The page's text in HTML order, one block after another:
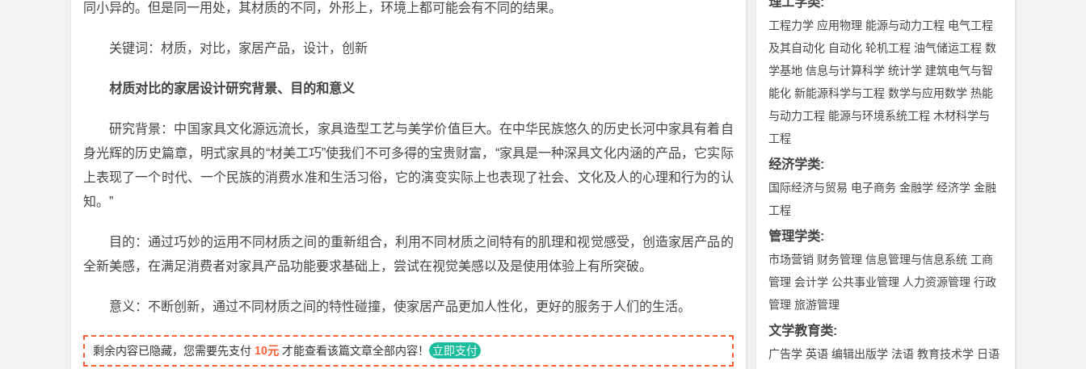
同小异的。但是同一用处，其材质的不同，外形上，环境上都可能会有不同的结果。
关键词：材质，对比，家居产品，设计，创新
材质对比的家居设计研究背景、目的和意义
研究背景：中国家具文化源远流长，家具造型工艺与美学价值巨大。在中华民族悠久的历史长河中家具有着自
身光辉的历史篇章，明式家具的“材美工巧”使我们不可多得的宝贵财富，“家具是一种深具文化内涵的产品，它实际
上表现了一个时代、一个民族的消费水准和生活习俗，它的演变实际上也表现了社会、文化及人的心理和行为的认
知。”
目的：通过巧妙的运用不同材质之间的重新组合，利用不同材质之间特有的肌理和视觉感受，创造家居产品的
全新美感，在满足消费者对家具产品功能要求基础上，尝试在视觉美感以及是使用体验上有所突破。
意义：不断创新，通过不同材质之间的特性碰撞，使家居产品更加人性化，更好的服务于人们的生活。
剩余内容已隐藏，您需要先支付 10元 才能查看该篇文章全部内容！ 立即支付
工程力学 应用物理 能源与动力工程 电气工程
及其自动化 自动化 轮机工程 油气储运工程 数
学基地 信息与计算科学 统计学 建筑电气与智
能化 新能源科学与工程 数学与应用数学 热能
与动力工程 能源与环境系统工程 木材科学与
工程
经济学类:
国际经济与贸易 电子商务 金融学 经济学 金融
工程
管理学类:
市场营销 财务管理 信息管理与信息系统 工商
管理 会计学 公共事业管理 人力资源管理 行政
管理 旅游管理
文学教育类:
广告学 英语 编辑出版学 法语 教育技术学 日语